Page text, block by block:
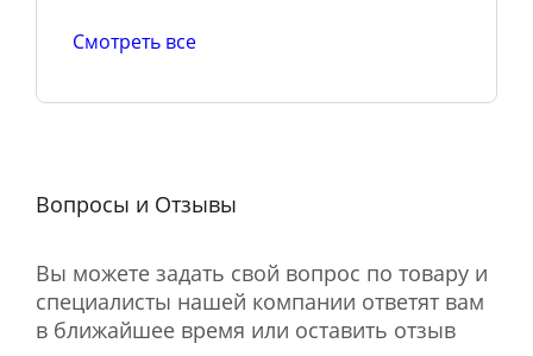
Смотреть все
Вопросы и Отзывы
Вы можете задать свой вопрос по товару и
специалисты нашей компании ответят вам
в ближайшее время или оставить отзыв